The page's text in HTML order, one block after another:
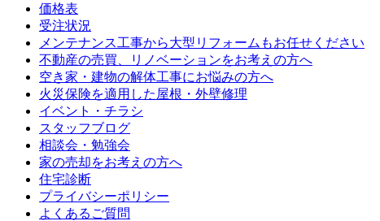
価格表
受注状況
メンテナンス工事から大型リフォームもお任せください
不動産の売買、リノベーションをお考えの方へ
空き家・建物の解体工事にお悩みの方へ
火災保険を適用した屋根・外壁修理
イベント・チラシ
スタッフブログ
相談会・勉強会
家の売却をお考えの方へ
住宅診断
プライバシーポリシー
よくあるご質問